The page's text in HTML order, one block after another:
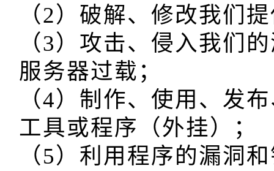
（2）破解、修改我们
（3）攻击、侵入我们
服务器过载；
（4）制作、使用、发
工具或程序（外挂）；
（5）利用程序的漏洞